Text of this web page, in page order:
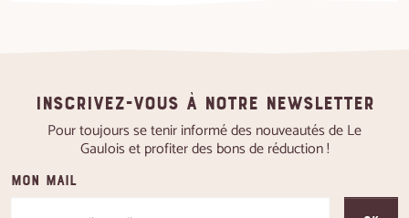
Inscrivez-vous à notre newsletter
Pour toujours se tenir informé des nouveautés de Le
Gaulois et profiter des bons de réduction !
Mon mail